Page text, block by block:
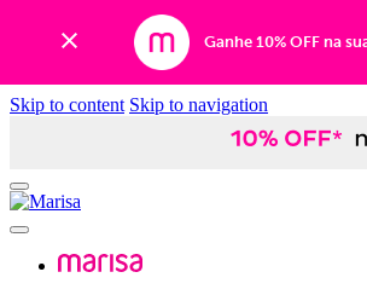
Ganhe 10% OFF na
Skip to content Skip to navigation